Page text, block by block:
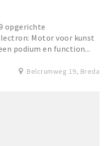
opgerichte
Motor voor kunst
podium en function...
Belcrumweg 19, Breda